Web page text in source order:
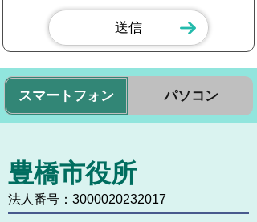
スマートフォン パソコン
豊橋市役所
法人番号：3000020232017